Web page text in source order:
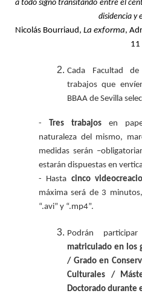
a todo signo transitando entre el
disidencia y
Nicolás Bourriaud, La exforma,
11
Cada Facultad
trabajos que
BBAA de Sevilla
- Tres trabajos en
naturaleza del mismo,
medidas serán
estarán dispuestas en
- Hasta cinco
máxima será de 3
“.avi” y “.mp4”.
Podrán
matriculado en los
/ Grado en
Culturales /
Doctorado durante